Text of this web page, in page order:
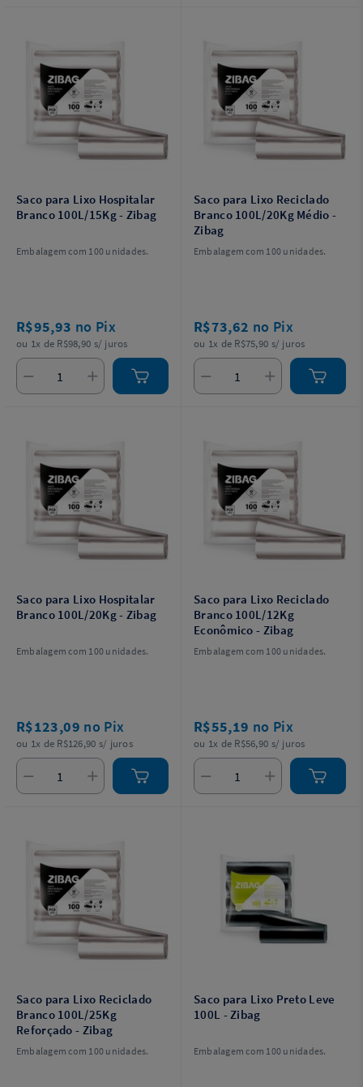
Saco para Lixo Hospitalar
Branco 100L/15Kg - Zibag
Embalagem com 100 unidades.
R$95,93 no Pix
ou 1x de R$98,90 s/ juros
Saco para Lixo Reciclado
Branco 100L/20Kg Médio -
Zibag
Embalagem com 100 unidades.
R$73,62 no Pix
ou 1x de R$75,90 s/ juros
Saco para Lixo Hospitalar
Branco 100L/20Kg - Zibag
Embalagem com 100 unidades.
R$123,09 no Pix
ou 1x de R$126,90 s/ juros
Saco para Lixo Reciclado
Branco 100L/12Kg
Econômico - Zibag
Embalagem com 100 unidades.
R$55,19 no Pix
ou 1x de R$56,90 s/ juros
Saco para Lixo Reciclado
Branco 100L/25Kg
Reforçado - Zibag
Embalagem com 100 unidades.
Saco para Lixo Preto Leve
100L - Zibag
Embalagem com 100 unidades.